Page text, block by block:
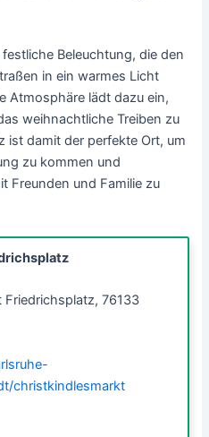
Beleuchtung, die den
in ein warmes Licht
Atmosphäre lädt dazu ein,
weihnachtliche Treiben zu
ist damit der perfekte Ort, um
zu kommen und
Freunden und Familie zu
76133
christkindlesmarkt